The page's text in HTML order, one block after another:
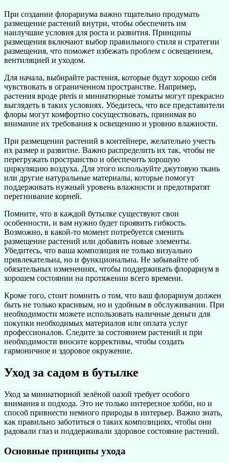
При создании флорариума важно тщательно продумать
размещение растений внутри, чтобы обеспечить им
наилучшие условия для роста и развития. Принципы
размещения включают выбор правильного стиля и стратегии
размещения, что поможет избежать проблем с освещением,
вентиляцией и уходом.
Для начала, выбирайте растения, которые будут хорошо себя
чувствовать в ограниченном пространстве. Например,
растения вроде pteris и миниатюрные томаты могут прекрасно
выглядеть в таких условиях. Убедитесь, что все представители
флоры могут комфортно сосуществовать, принимая во
внимание их требования к освещению и уровню влажности.
При размещении растений в контейнере, желательно учесть
их размер и развитие. Важно распределить их так, чтобы не
перегружать пространство и обеспечить хорошую
циркуляцию воздуха. Для этого используйте джутовую ткань
или другие натуральные материалы, которые помогут
поддерживать нужный уровень влажности и предотвратят
перегнивание корней.
Помните, что в каждой бутылке существуют свои
особенности, и вам нужно будет проявить гибкость.
Возможно, в какой-то момент потребуется сменить
размещение растений или добавить новые элементы.
Убедитесь, что ваша композиция не только визуально
привлекательна, но и функциональна. Не забывайте об
обязательных изменениях, чтобы поддерживать флорариум в
хорошем состоянии на протяжении всего времени.
Кроме того, стоит помнить о том, что ваш флорариум должен
быть не только красивым, но и удобным в обслуживании. При
необходимости можете использовать наличные деньги для
покупки необходимых материалов или оплата услуг
профессионалов. Следите за состоянием растений и при
необходимости вносите коррективы, чтобы создать
гармоничное и здоровое окружение.
Уход за садом в бутылке
Уход за миниатюрной зелёной оазой требует особого
внимания и подхода. Это не только интересное хобби, но и
способ привнести немного природы в интерьер. Важно знать,
как правильно заботиться о таких композициях, чтобы они
радовали глаз и поддерживали здоровое состояние растений.
Основные принципы ухода